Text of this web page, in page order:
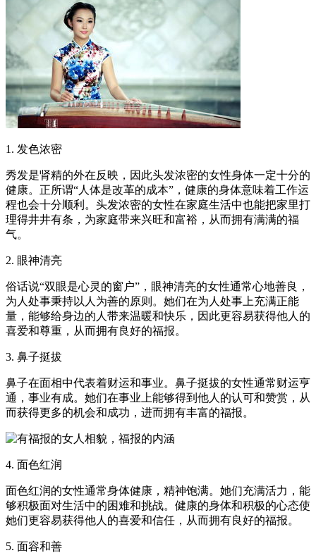
1. 发色浓密
秀发是肾精的外在反映，因此头发浓密的女性身体一定十分的
健康。正所谓“人体是改革的成本”，健康的身体意味着工作运
程也会十分顺利。头发浓密的女性在家庭生活中也能把家里打
理得井井有条，为家庭带来兴旺和富裕，从而拥有满满的福
气。
2. 眼神清亮
俗话说“双眼是心灵的窗户”，眼神清亮的女性通常心地善良，
为人处事秉持以人为善的原则。她们在为人处事上充满正能
量，能够给身边的人带来温暖和快乐，因此更容易获得他人的
喜爱和尊重，从而拥有良好的福报。
3. 鼻子挺拔
鼻子在面相中代表着财运和事业。鼻子挺拔的女性通常财运亨
通，事业有成。她们在事业上能够得到他人的认可和赞赏，从
而获得更多的机会和成功，进而拥有丰富的福报。
4. 面色红润
面色红润的女性通常身体健康，精神饱满。她们充满活力，能
够积极面对生活中的困难和挑战。健康的身体和积极的心态使
她们更容易获得他人的喜爱和信任，从而拥有良好的福报。
5. 面容和善